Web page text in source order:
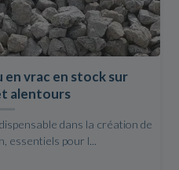
en vrac en stock sur
alentours
dans la création de
essentiels pour l...